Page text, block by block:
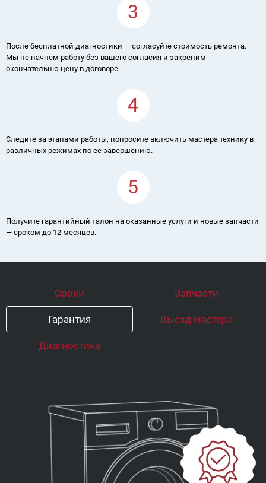
3
После бесплатной диагностики — согласуйте стоимость ремонта.
Мы не начнем работу без вашего согласия и закрепим
окончательню цену в договоре.
4
Следите за этапами работы, попросите включить мастера технику в
различных режимах по ее завершению.
5
Получите гарантийный талон на оказанные услуги и новые запчасти
— сроком до 12 месяцев.
Сроки Запчасти
Гарантия Выезд мастера
Диагностика